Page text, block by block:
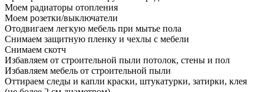
Моем радиаторы отопления
Моем розетки/выключатели
Отодвигаем легкую мебель при мытье пола
Снимаем защитную пленку и чехлы с мебели
Снимаем скотч
Избавляем от строительной пыли потолок, стены и пол
Избавляем мебель от строительной пыли
Оттираем следы и капли краски, штукатурки, затирки, клея